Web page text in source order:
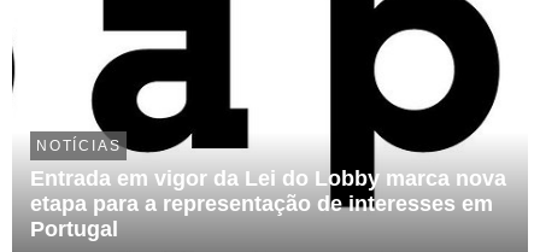
NOTÍCIAS
Entrada em vigor da Lei do Lobby marca nova
etapa para a representação de interesses em
Portugal